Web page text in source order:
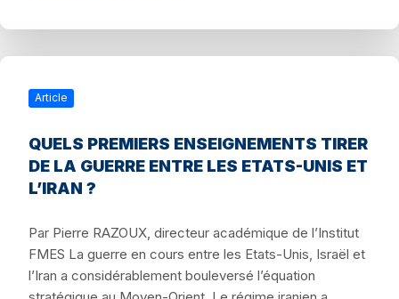
Article
QUELS PREMIERS ENSEIGNEMENTS TIRER
DE LA GUERRE ENTRE LES ETATS-UNIS ET
L’IRAN ?
Par Pierre RAZOUX, directeur académique de l’Institut
FMES La guerre en cours entre les Etats-Unis, Israël et
l’Iran a considérablement bouleversé l’équation